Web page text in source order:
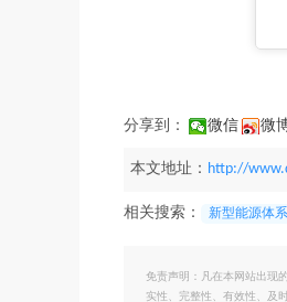
分享到： 微信 微
本文地址： http://
相关搜索： 新型能源体系
免责声明：凡在本网站出现
实性、完整性、有效性、及